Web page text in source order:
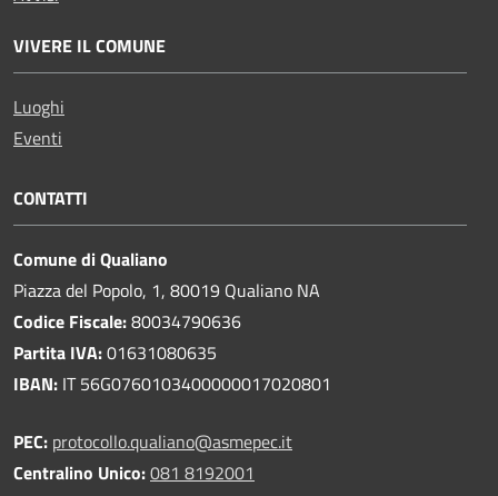
VIVERE IL COMUNE
Luoghi
Eventi
CONTATTI
Comune di Qualiano
Piazza del Popolo, 1, 80019 Qualiano NA
Codice Fiscale:80034790636
Partita IVA:01631080635
IBAN: IT 56G0760103400000017020801
PEC: protocollo.qualiano@asmepec.it
Centralino Unico:081 8192001